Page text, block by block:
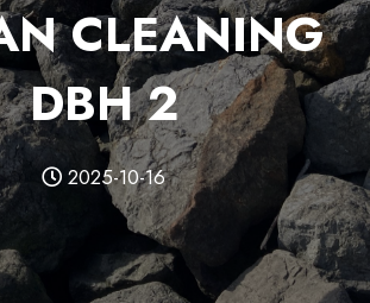
CLEANING
DBH 2
2025-10-16